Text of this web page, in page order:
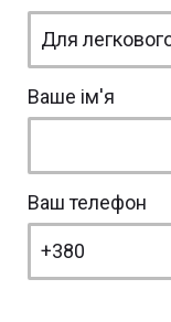
Ваше ім'я
Ваш телефон